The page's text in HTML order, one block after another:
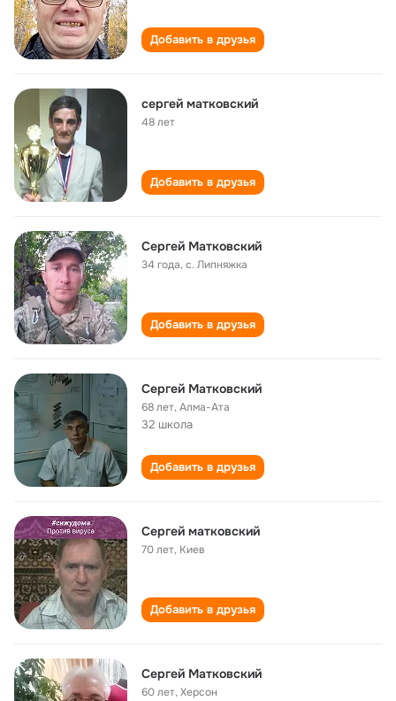
Добавить в друзья
сергей матковский
48 лет
Добавить в друзья
Сергей Матковский
34 года,с. Липняжка
Добавить в друзья
Сергей Матковский
68 лет,Алма-Ата
32 школа
Добавить в друзья
Сергей матковский
70 лет, Киев
Добавить в друзья
Сергей Матковский
60 лет,Херсон